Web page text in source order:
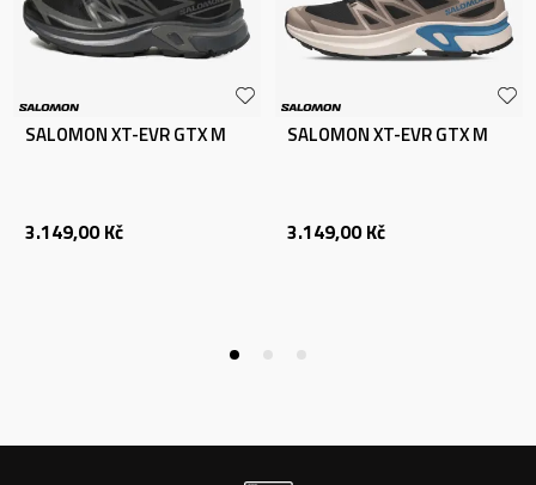
SALOMON XT-EVR GTX M
3.149,00 Kč
SALOMON XT-EVR GTX M
3.149,00 Kč